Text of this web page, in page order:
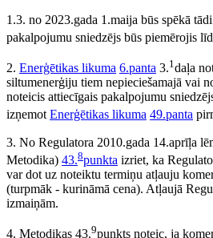
1.3. no 2023.gada 1.maija būs spēkā
pakalpojumu sniedzējs būs piemērojis
2. Enerģētikas likuma 6.panta 3.1daļa
siltumenerģiju tiem nepieciešamajā vai
noteicis attiecīgais pakalpojumu
izņemotEnerģētikas likuma 49.panta
3. No Regulatora 2010.gada 14.aprīļa
Metodika) 43.8punkta izriet, ka
var dot uz noteiktu termiņu atļauju
(turpmāk - kurināmā cena). Atļaujā
izmaiņām.
4. Metodikas 43.9punkts noteic, ja